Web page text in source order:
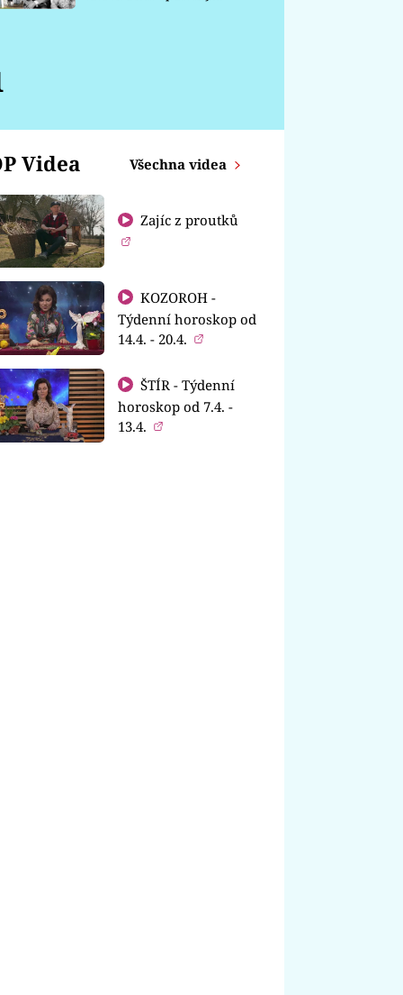
Videa Všechna videa
Zajíc z proutků
KOZOROH -
Týdenní horoskop od
14.4. - 20.4.
ŠTÍR - Týdenní
horoskop od 7.4. -
13.4.